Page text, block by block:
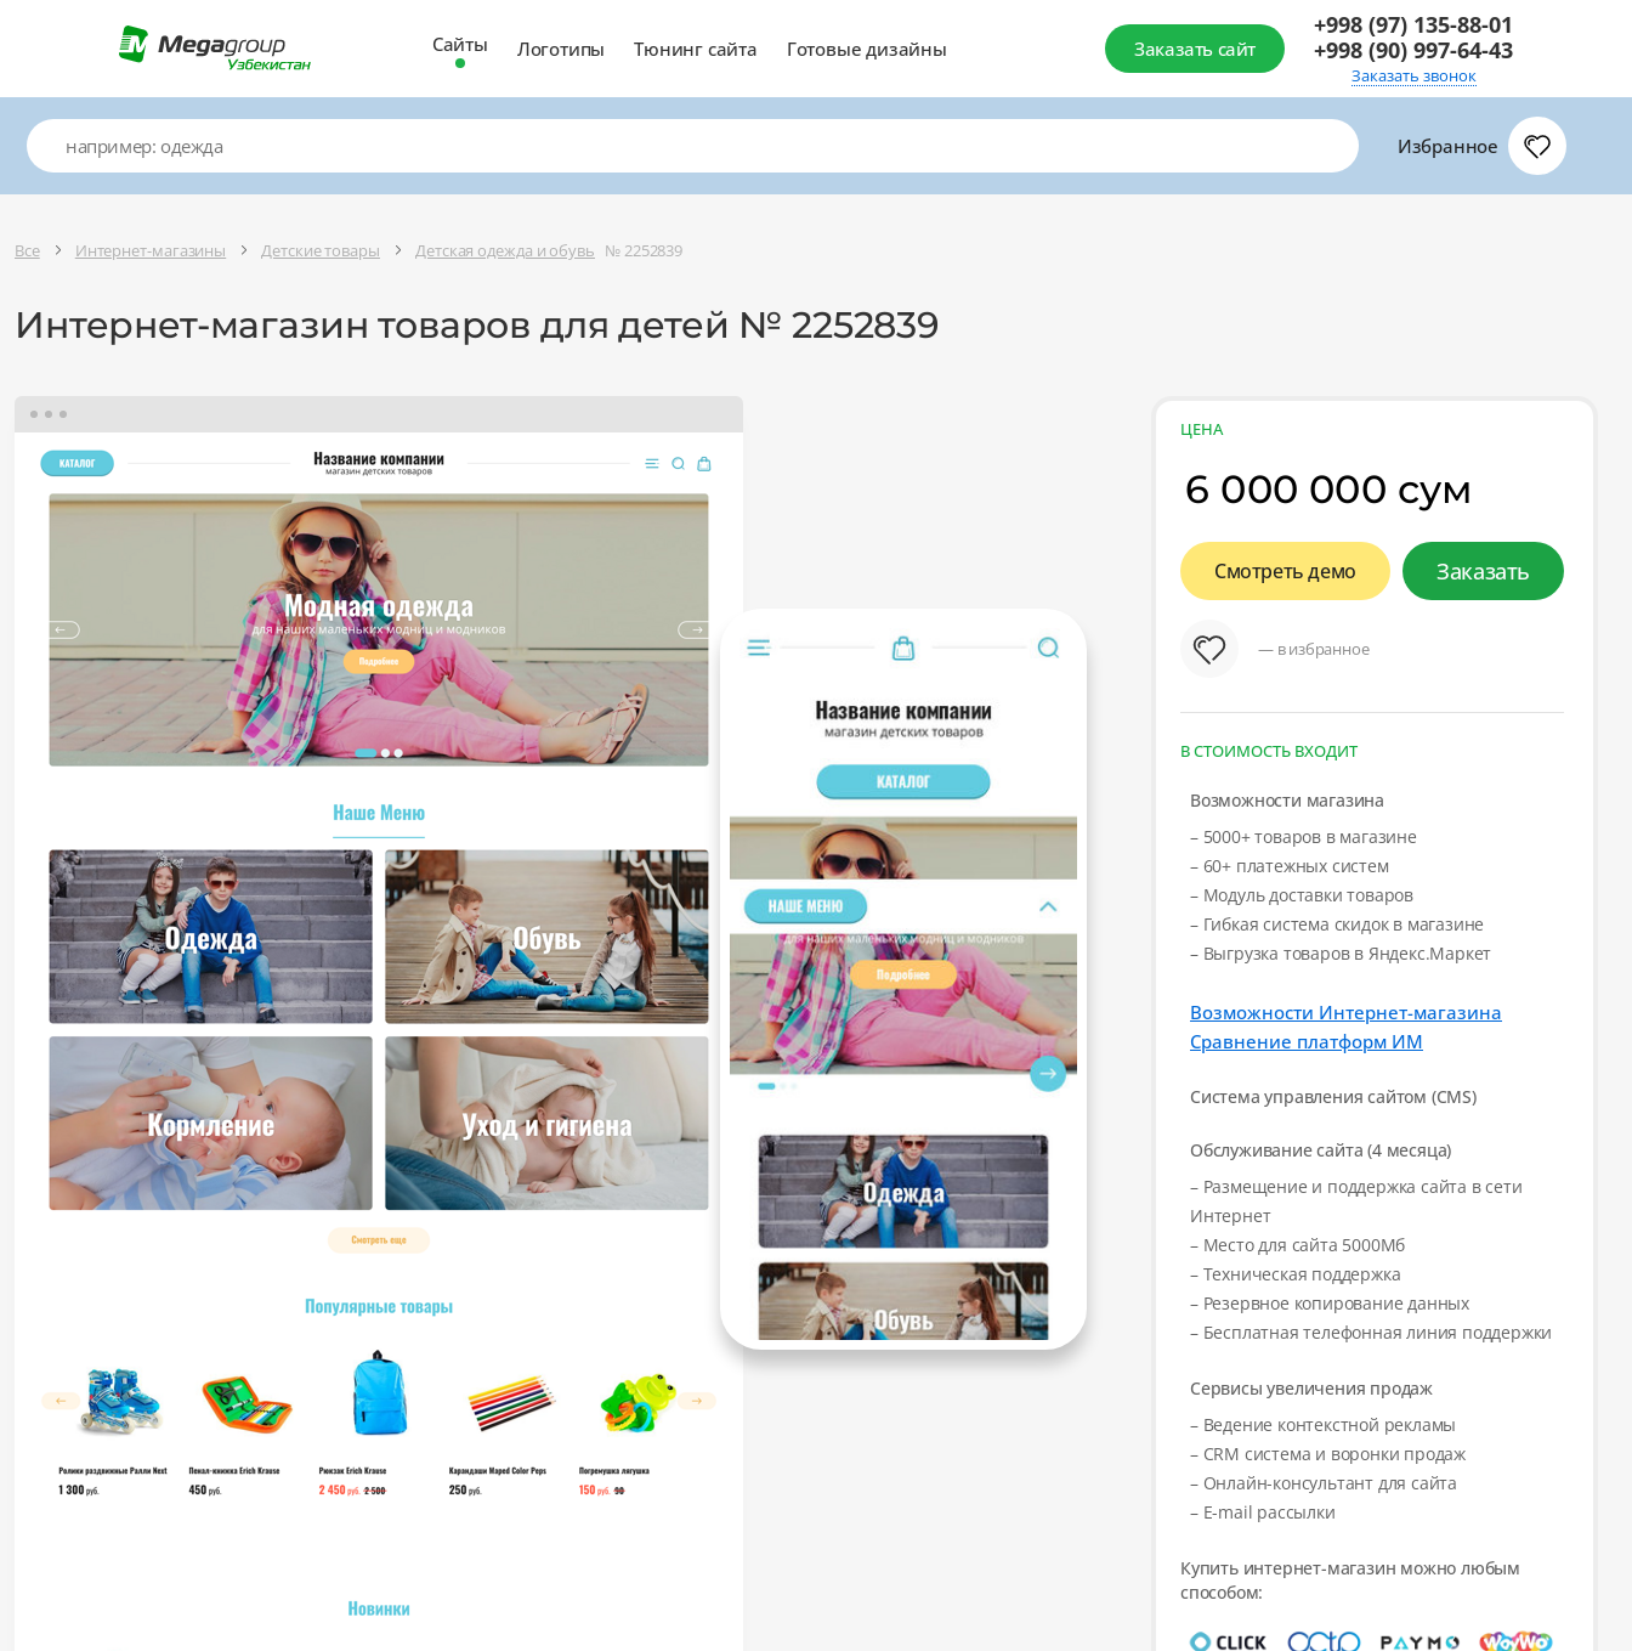
Сайты Логотипы Тюнинг сайта Готовые дизайны Заказать сайт
+998 (97) 135-88-01
+998 (90) 997-64-43
Заказать звонок
Избранное
Все Интернет-магазины Детские товары Детская одежда и обувь № 2252839
Интернет-магазин товаров для детей № 2252839
ЦЕНА
6 000 000 сум
Смотреть демо Заказать
— в избранное
В СТОИМОСТЬ ВХОДИТ
Возможности магазина
– 5000+ товаров в магазине
– 60+ платежных систем
– Модуль доставки товаров
– Гибкая система скидок в магазине
– Выгрузка товаров в Яндекс.Маркет
Возможности Интернет-магазина
Сравнение платформ ИМ
Система управления сайтом (CMS)
Обслуживание сайта (4 месяца)
– Размещение и поддержка сайта в сети
Интернет
– Место для сайта 5000Мб
– Техническая поддержка
– Резервное копирование данных
– Бесплатная телефонная линия поддержки
Сервисы увеличения продаж
– Ведение контекстной рекламы
– CRM система и воронки продаж
– Онлайн-консультант для сайта
– E-mail рассылки
Купить интернет-магазин можно любым
способом: